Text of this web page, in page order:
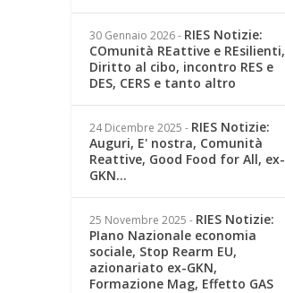
30 Gennaio 2026- RIES Notizie:
COmunità REattive e REsilienti,
Diritto al cibo, incontro RES e
DES, CERS e tanto altro
24 Dicembre 2025 - RIES Notizie:
Auguri, E' nostra, Comunità
Reattive, Good Food for All, ex-
GKN...
25 Novembre 2025 - RIES Notizie:
PIano Nazionale economia
sociale, Stop Rearm EU,
azionariato ex-GKN,
Formazione Mag, Effetto GAS